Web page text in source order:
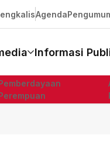
Agenda
Informasi